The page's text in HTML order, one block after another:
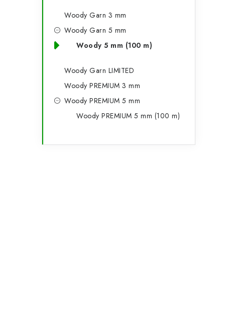
Woody Garn 3 mm
Woody Garn 5 mm
Woody 5 mm (100 m)
Woody Garn LIMITED
Woody PREMIUM 3 mm
Woody PREMIUM 5 mm
Woody PREMIUM 5 mm (100 m)